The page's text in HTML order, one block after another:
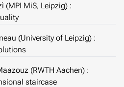
(MPI MiS, Leipzig) :
(University of Leipzig) :
(RWTH Aachen) :
staircase